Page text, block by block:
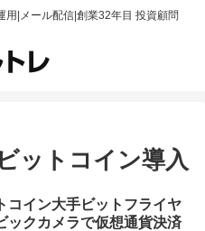
用|メール配信|創業32年目 投資顧問
ットコイン導入
コイン大手ビットフライヤ
ックカメラで仮想通貨決済